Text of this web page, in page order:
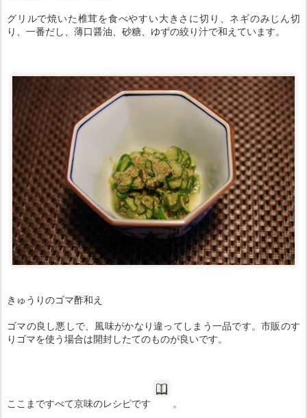
グリルで焼いた椎茸を食べやすい大きさに切り、ネギのみじん切
り、一番だし、薄口醤油、砂糖、ゆずの絞り汁で和えています。
きゅうりのゴマ酢和え
ゴマの良し悪しで、風味がかなり違ってしまう一品です。市販のす
りゴマを使う場合は開封したてのものが良いです。
ここまですべて京味のレシピです 。